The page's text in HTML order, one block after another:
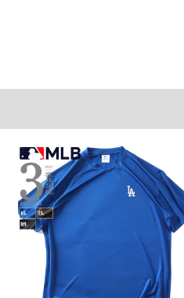
ますので、予めご了承下さい。
ます。(例：裾にファスナーや調節ひもが付
)
います。また、お客様がご使用の環境（コ
用しておりますので店頭での売り違い、店
迷惑をお掛けしてしまう場合がございま
ておりますが、もしあった場合速やかにご
い。